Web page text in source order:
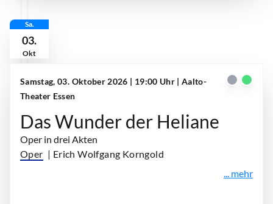
Sa.
03.
Okt
Samstag, 03. Oktober 2026 | 19:00 Uhr | Aalto-
Theater Essen
Das Wunder der Heliane
Oper in drei Akten
Oper | Erich Wolfgang Korngold
... mehr